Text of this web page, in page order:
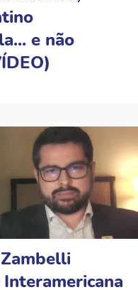
e não